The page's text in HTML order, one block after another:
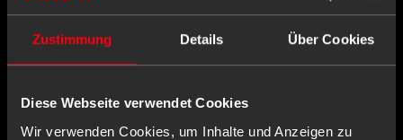
Zustimmung Details Über Cookies
Diese Webseite verwendet Cookies
Wir verwenden Cookies, um Inhalte und Anzeigen zu
Wird oft zusammen gekauft mit